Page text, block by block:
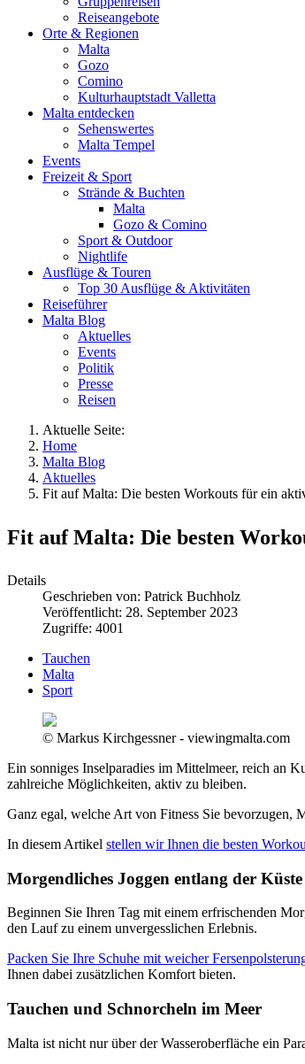
Reiseangebote
Orte & Regionen
Malta
Gozo
Comino
Kulturhauptstadt Valletta
Malta entdecken
Sehenswertes
Malta Tempel
Events
Freizeit & Sport
Strände & Buchten
Malta
Gozo & Comino
Sport & Outdoor
Nightlife
Ausflüge & Touren
Top 30 Ausflüge & Aktivitäten
Reiseführer
Malta Blog
Aktuelles
Events
Politik
Presse
Reisen
Aktuelle Seite:
Home
Malta Blog
Aktuelles
Fit auf Malta: Die besten Workouts für ein
Fit auf Malta: Die besten
Details
Geschrieben von: Patrick Buchholz
Veröffentlicht: 28. September 2023
Zugriffe: 4001
Tauchen
Malta
Sport
© Markus Kirchgessner - viewingmalta.com
Ein sonniges Inselparadies im Mittelmeer, reich an
zahlreiche Möglichkeiten, aktiv zu bleiben.
Ganz egal, welche Art von Fitness Sie bevorzugen,
In diesem Artikel stellen wir Ihnen die besten
Morgendliches Joggen entlang der Küste
Beginnen Sie Ihren Tag mit einem erfrischenden
den Lauf zu einem unvergesslichen Erlebnis.
Packen Sie Ihre Schuhe mit weicher
Ihnen dabei zusätzlichen Komfort bieten.
Tauchen und Schnorcheln im Meer
Malta ist nicht nur über der Wasseroberfläche ein